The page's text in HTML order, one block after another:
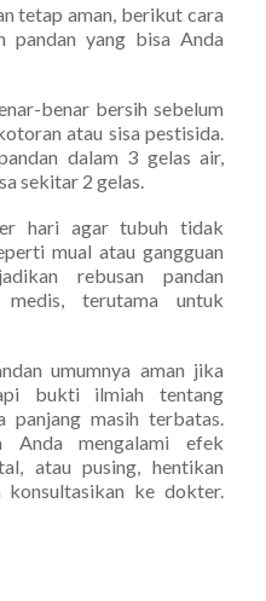
tetap aman, berikut cara
pandan yang bisa Anda
benar bersih sebelum
atau sisa pestisida.
dalam 3 gelas air,
sekitar 2 gelas.
hari agar tubuh tidak
mual atau gangguan
rebusan pandan
terutama untuk
umumnya aman jika
bukti ilmiah tentang
panjang masih terbatas.
Anda mengalami efek
atau pusing, hentikan
konsultasikan ke dokter.